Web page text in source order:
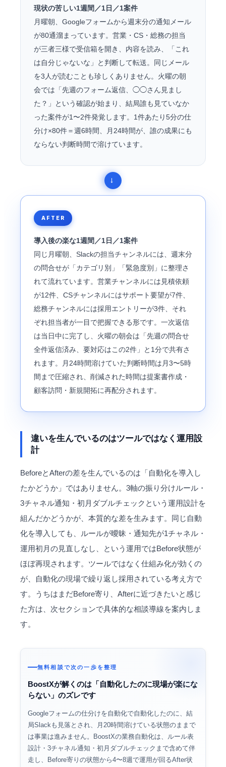
現状の苦しい1週間／1日／1案件
月曜朝、Googleフォームから週末分の通知メール
が80通溜まっています。営業・CS・総務の担当
が三者三様で受信箱を開き、内容を読み、「これ
は自分じゃないな」と判断して転送。同じメール
を3人が読むことも珍しくありません。火曜の朝
会では「先週のフォーム返信、◯◯さん見まし
た？」という確認が始まり、結局誰も見ていなか
った案件が1〜2件発覚します。1件あたり5分の仕
分け×80件＝週6時間、月24時間が、誰の成果にも
ならない判断時間で溶けています。
AFTER
導入後の楽な1週間／1日／1案件
同じ月曜朝、Slackの担当チャンネルには、週末分
の問合せが「カテゴリ別」「緊急度別」に整理さ
れて流れています。営業チャンネルには見積依頼
が12件、CSチャンネルにはサポート要望が7件、
総務チャンネルには採用エントリーが3件、それ
ぞれ担当者が一目で把握できる形です。一次返信
は当日中に完了し、火曜の朝会は「先週の問合せ
全件返信済み、要対応はこの2件」と1分で共有さ
れます。月24時間溶けていた判断時間は月3〜5時
間まで圧縮され、削減された時間は提案書作成・
顧客訪問・新規開拓に再配分されます。
違いを生んでいるのはツールではなく運用設
計
BeforeとAfterの差を生んでいるのは「自動化を導入し
たかどうか」ではありません。3軸の振り分けルール・
3チャネル通知・初月ダブルチェックという運用設計を
組んだかどうかが、本質的な差を生みます。同じ自動
化を導入しても、ルールが曖昧・通知先が1チャネル・
運用初月の見直しなし、という運用ではBefore状態が
ほぼ再現されます。ツールではなく仕組み化が効くの
が、自動化の現場で繰り返し採用されている考え方で
す。うちはまだBefore寄り、Afterに近づきたいと感じ
た方は、次セクションで具体的な相談導線を案内しま
す。
無料相談で次の一歩を整理
BoostXが解くのは「自動化したのに現場が楽にな
らない」のズレです
Googleフォームの仕分けを自動化で自動化したのに、結
局Slackも見落とされ、月20時間溶けている状態のままで
は事業は進みません。BoostXの業務自動化は、ルール表
設計・3チャネル通知・初月ダブルチェックまで含めて伴
走し、Before寄りの状態から4〜8週で運用が回るAfter状